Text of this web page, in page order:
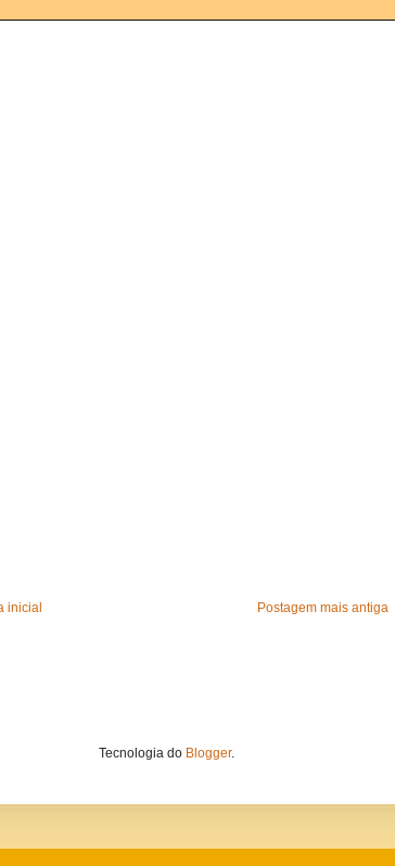
Postagem mais antiga
inicial
Tecnologia do Blogger.